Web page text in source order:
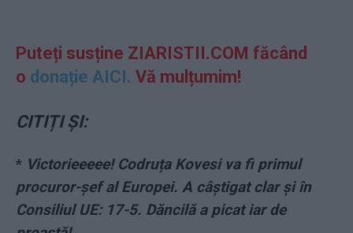
Puteți susține ZIARISTII.COM făcând
o donație AICI. Vă mulțumim!
CITIȚI ȘI:
* Victorieeeee! Codruța Kovesi va fi primul
procuror-șef al Europei. A câștigat clar și în
Consiliul UE: 17-5. Dăncilă a picat iar de